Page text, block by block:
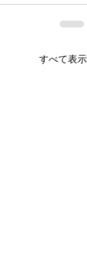
すべて表示